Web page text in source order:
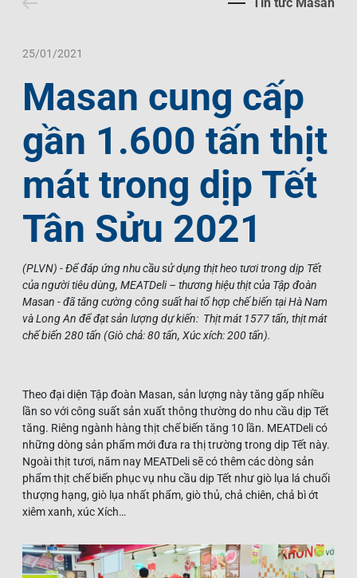
Tin Đầu Tư Tại Việt Nam
Thông Cáo Báo Chí
Ngôn Ngữ
VI
25/01/2021
Masan cung cấp
gần 1.600 tấn thịt
mát trong dịp Tết
Tân Sửu 2021
(PLVN) - Để đáp ứng nhu cầu sử dụng thịt heo tươi trong dịp Tết
của người tiêu dùng, MEATDeli – thương hiệu thịt của Tập đoàn
Masan - đã tăng cường công suất hai tổ hợp chế biến tại Hà Nam
và Long An để đạt sản lượng dự kiến: Thịt mát 1577 tấn, thịt mát
chế biến 280 tấn (Giò chả: 80 tấn, Xúc xích: 200 tấn).
Theo đại diện Tập đoàn Masan, sản lượng này tăng gấp nhiều
lần so với công suất sản xuất thông thường do nhu cầu dịp Tết
tăng. Riêng ngành hàng thịt chế biến tăng 10 lần. MEATDeli có
những dòng sản phẩm mới đưa ra thị trường trong dịp Tết này.
Ngoài thịt tươi, năm nay MEATDeli sẽ có thêm các dòng sản
phẩm thịt chế biến phục vụ nhu cầu dịp Tết như giò lụa lá chuối
thượng hạng, giò lụa nhất phẩm, giò thủ, chả chiên, chả bì ớt
xiêm xanh, xúc Xích…